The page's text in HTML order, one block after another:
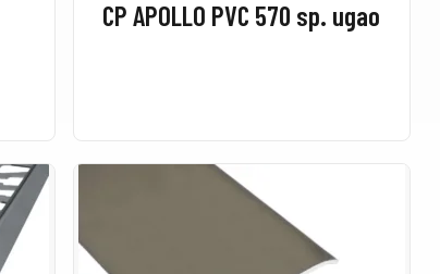
CP APOLLO PVC 570 sp. ugao